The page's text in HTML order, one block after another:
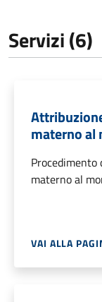
Servizi (6)
materno al
materno al
VAI ALLA